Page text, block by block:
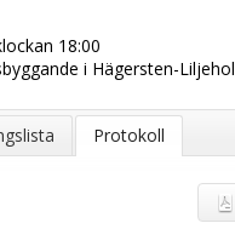
18:00
i Hägersten-
Protokoll